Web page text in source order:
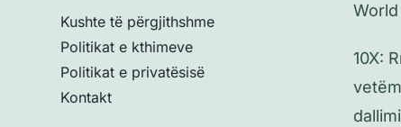
Kushte të përgjithshme
Politikat e kthimeve
Politikat e privatësisë
Kontakt
World
10X: